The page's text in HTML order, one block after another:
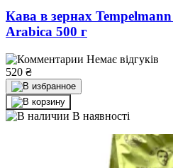
Кава в зернах
Arabica 500 г
Немає відгуків
520 ₴
В наявності